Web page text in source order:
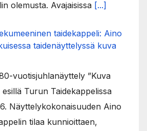
olemusta. Avajaisissa [...]
taidekappeli: Aino
taidenäyttelyssä kuva
vuotisjuhlanäyttely ”Kuva
Turun Taidekappelissa
Näyttelykokonaisuuden Aino
tilaa kunnioittaen,